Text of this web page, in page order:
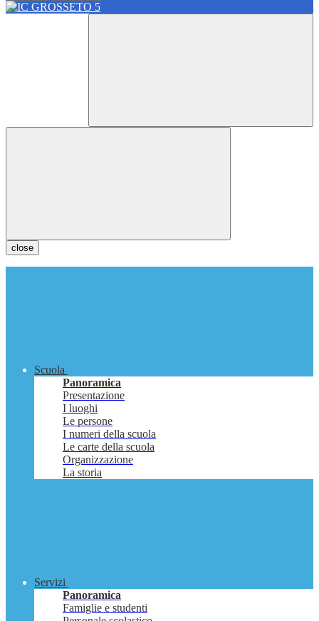
close
Scuola
Panoramica
Presentazione
I luoghi
Le persone
I numeri della scuola
Le carte della scuola
Organizzazione
La storia
Servizi
Panoramica
Famiglie e studenti